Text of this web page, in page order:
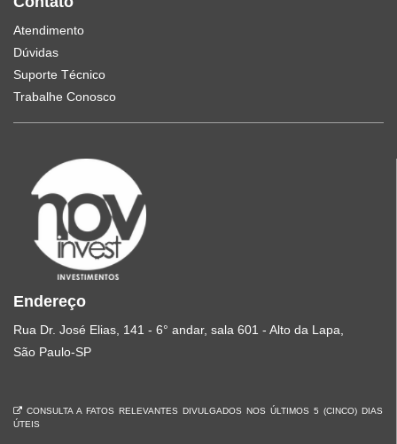
Atendimento
Dúvidas
Suporte Técnico
Trabalhe Conosco
Endereço
Rua Dr. José Elias, 141 - 6° andar, sala 601 - Alto da Lapa,
São Paulo-SP
CONSULTA A FATOS RELEVANTES DIVULGADOS NOS ÚLTIMOS 5 (CINCO) DIAS
ÚTEIS